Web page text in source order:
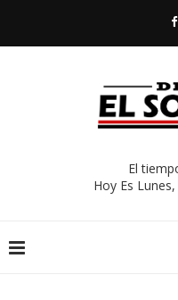
El
Hoy Es